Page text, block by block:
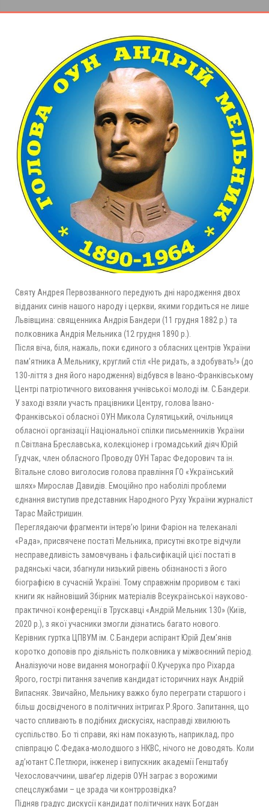
Святу Андрея Первозванного передують дні народження двох
відданих синів нашого народу і церкви, якими гордиться не лише
Львівщина: священника Андрія Бандери (11 грудня 1882 р.) та
полковника Андрія Мельника (12 грудня 1890 р.).
Після віча, біля, нажаль, поки єдиного з обласних центрів України
пам’ятника А.Мельнику, круглий стіл «Не ридать, а здобувать!» (до
130-ліття з дня його народження) відбувся в Івано-Франківському
Центрі патріотичного виховання учнівської молоді ім. С.Бандери.
У заході взяли участь працівники Центру, голова Івано-
Франківської обласної ОУН Микола Сулятицький, очільниця
обласної організації Національної спілки письменників України
п.Світлана Бреславська, колекціонер і громадський діяч Юрій
Гудчак, член обласного Проводу ОУН Тарас Федорович та ін.
Вітальне слово виголосив голова правління ГО «Український
шлях» Мирослав Давидів. Емоційно про наболілі проблеми
єднання виступив представник Народного Руху України журналіст
Тарас Майстришин.
Переглядаючи фрагменти інтерв’ю Ірини Фаріон на телеканалі
«Рада», присвячене постаті Мельника, присутні вкотре відчули
несправедливість замовчувань і фальсифікацій цієї постаті в
радянські часи, збагнули низький рівень обізнаності з його
біографією в сучасній Україні. Тому справжнім проривом є такі
книги як найновіший Збірник матеріалів Всеукраїнської науково-
практичної конференції в Трускавці «Андрій Мельник 130» (Київ,
2020 р.), з якої учасники змогли дізнатись багато нового.
Керівник гуртка ЦПВУМ ім. С.Бандери аспірант Юрій Дем’янів
коротко доповів про діяльність полковника у міжвоєнний період.
Аналізуючи нове видання монографії О.Кучерука про Ріхарда
Ярого, гострі питання зачепив кандидат історичних наук Андрій
Випасняк. Звичайно, Мельнику важко було переграти старшого і
більш досвідченого в політичних інтригах Р.Ярого. Запитання, що
часто спливають в подібних дискусіях, насправді хвилюють
суспільство. Бо ті справи, які нам показують, наприклад, про
співпрацю С.Федака-молодшого з НКВС, нічого не доводять. Коли
ад’ютант С.Петлюри, інженер і випускник академії Генштабу
Чехословаччини, шваґер лідерів ОУН заграє з ворожими
спецслужбами – це зрада чи контррозвідка?
Підняв градус дискусії кандидат політичних наук Богдан